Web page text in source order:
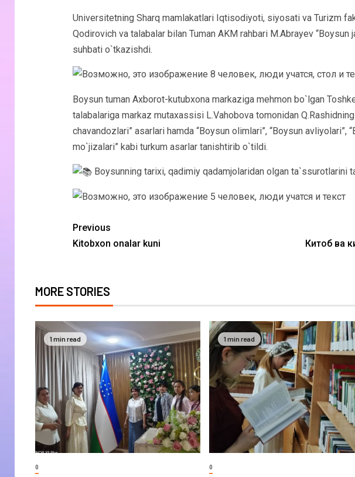
Universitetning Sharq mamlakatlari Iqtisodiyoti, siyosati va Turizm
Qodirovich va talabalar bilan Tuman AKM rahbari M.Abrayev “Boysun
suhbati o`tkazishdi.
Boysun tuman Axborot-kutubxona markaziga mehmon bo`lgan
talabalariga markaz mutaxassisi L.Vahobova tomonidan Q.Rashidning
chavandozlari” asarlari hamda “Boysun olimlari”, “Boysun avliyolari”,
mo`jizalari” kabi turkum asarlar tanishtirib o`tildi.
Boysunning tarixi, qadimiy qadamjolaridan olgan ta`ssurotlarini
Previous
Kitobxon onalar kuni
Китоб ва
MORE STORIES
1 min read
0
1 min read
0